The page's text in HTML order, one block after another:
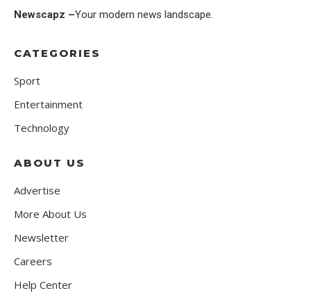
Newscapz –Your modern news landscape.
CATEGORIES
Sport
Entertainment
Technology
ABOUT US
Advertise
More About Us
Newsletter
Careers
Help Center